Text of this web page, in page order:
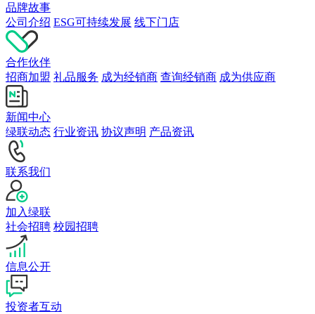
品牌故事
公司介绍 ESG可持续发展 线下门店
合作伙伴
招商加盟 礼品服务 成为经销商 查询经销商 成为供应商
新闻中心
绿联动态 行业资讯 协议声明 产品资讯
联系我们
加入绿联
社会招聘 校园招聘
信息公开
投资者互动